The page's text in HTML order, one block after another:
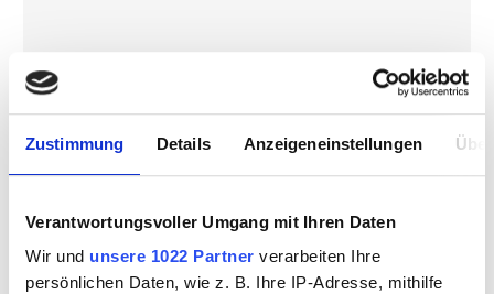
Zustimmung Details Anzeigeneinstellungen
Verantwortungsvoller Umgang mit Ihren Daten
Wir und unsere 1022 Partner verarbeiten Ihre
persönlichen Daten, wie z. B. Ihre IP-Adresse, mithilfe
Sie sind noch kein Kunde und benötigen Shop-Zugangsdaten?